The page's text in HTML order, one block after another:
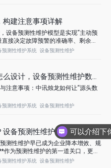
构建注意事项详解
备预测性维护模型是实现“主动预
接决定故障预警的准确率、剩余寿
关键。
预测性维护系统 设备预测性维护
设计，设备预测性维护数据采
注意事项：中讯烛龙如何让“源头数
预测性维护系统 设备预测性维护
备预测性维护数据采集方案
测性维护早已成为企业降本增效、规
为预测性维护的第一道关口，更是
不及时，后续的故障预警、寿命预
预测性维护系统 设备预测性维护